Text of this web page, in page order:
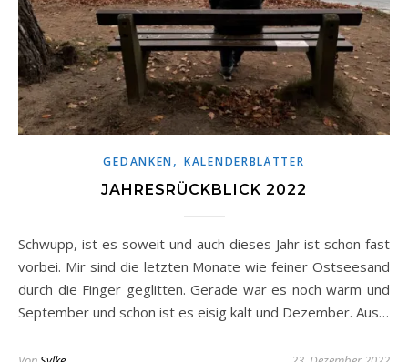
GEDANKEN,KALENDERBLÄTTER
JAHRESRÜCKBLICK 2022
Schwupp, ist es soweit und auch dieses Jahr ist schon fast
vorbei. Mir sind die letzten Monate wie feiner Ostseesand
durch die Finger geglitten. Gerade war es noch warm und
September und schon ist es eisig kalt und Dezember. Aus…